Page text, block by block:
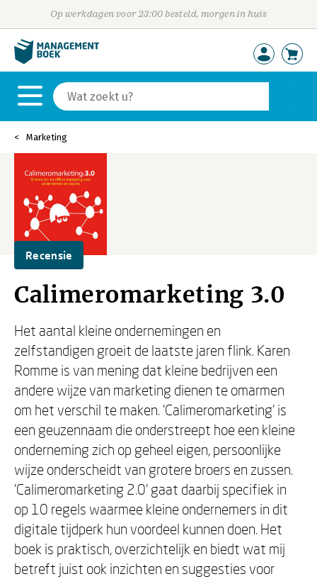
Op werkdagen voor 23:00 besteld, morgen in huis
Marketing
Recensie
Calimeromarketing 3.0
Het aantal kleine ondernemingen en
zelfstandigen groeit de laatste jaren flink. Karen
Romme is van mening dat kleine bedrijven een
andere wijze van marketing dienen te omarmen
om het verschil te maken. 'Calimeromarketing' is
een geuzennaam die onderstreept hoe een kleine
onderneming zich op geheel eigen, persoonlijke
wijze onderscheidt van grotere broers en zussen.
'Calimeromarketing 2.0' gaat daarbij specifiek in
op 10 regels waarmee kleine ondernemers in dit
digitale tijdperk hun voordeel kunnen doen. Het
boek is praktisch, overzichtelijk en biedt wat mij
betreft juist ook inzichten en suggesties voor